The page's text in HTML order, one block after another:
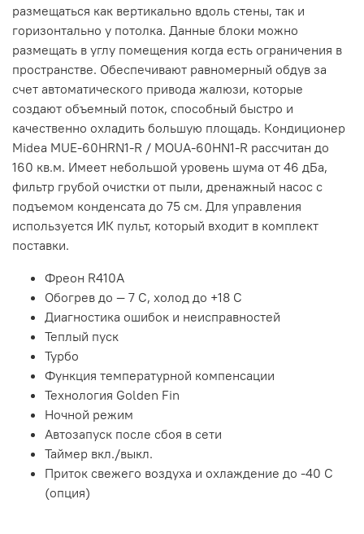
размещаться как вертикально вдоль стены, так и
горизонтально у потолка. Данные блоки можно
размещать в углу помещения когда есть ограничения в
пространстве. Обеспечивают равномерный обдув за
счет автоматического привода жалюзи, которые
создают объемный поток, способный быстро и
качественно охладить большую площадь. Кондиционер
Midea MUE-60HRN1-R / MOUA-60HN1-R рассчитан до
160 кв.м. Имеет небольшой уровень шума от 46 дБа,
фильтр грубой очистки от пыли, дренажный насос с
подъемом конденсата до 75 см. Для управления
используется ИК пульт, который входит в комплект
поставки.
Фреон R410A
Обогрев до — 7 С, холод до +18 С
Диагностика ошибок и неисправностей
Теплый пуск
Турбо
Функция температурной компенсации
Технология Golden Fin
Ночной режим
Автозапуск после сбоя в сети
Таймер вкл./выкл.
Приток свежего воздуха и охлаждение до -40 С
(опция)